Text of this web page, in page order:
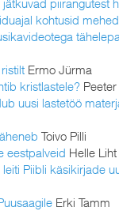
piirangutest
kohtusid mehed
Ermo Jürma
kristlastele?
uusi lastetöö
Toivo Pilli
eestpalveid Helle Liht
Piibli käsikirjade
Erki Tamm